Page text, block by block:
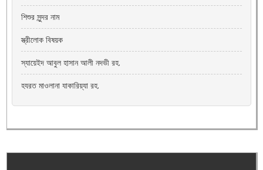
শিশুর সুন্দর নাম
স্ত্রীলোক বিষয়ক
স্যায়েইদ আবুল হাসান আলী নদভী রহ.
হযরত মাওলানা যাকারিয়্যা রহ.